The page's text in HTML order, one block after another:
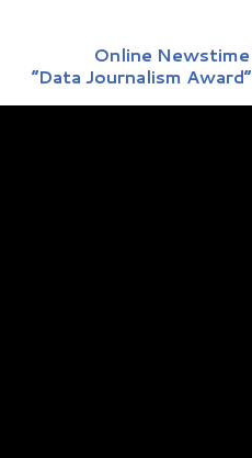
Online Newstime
“Data Journalism